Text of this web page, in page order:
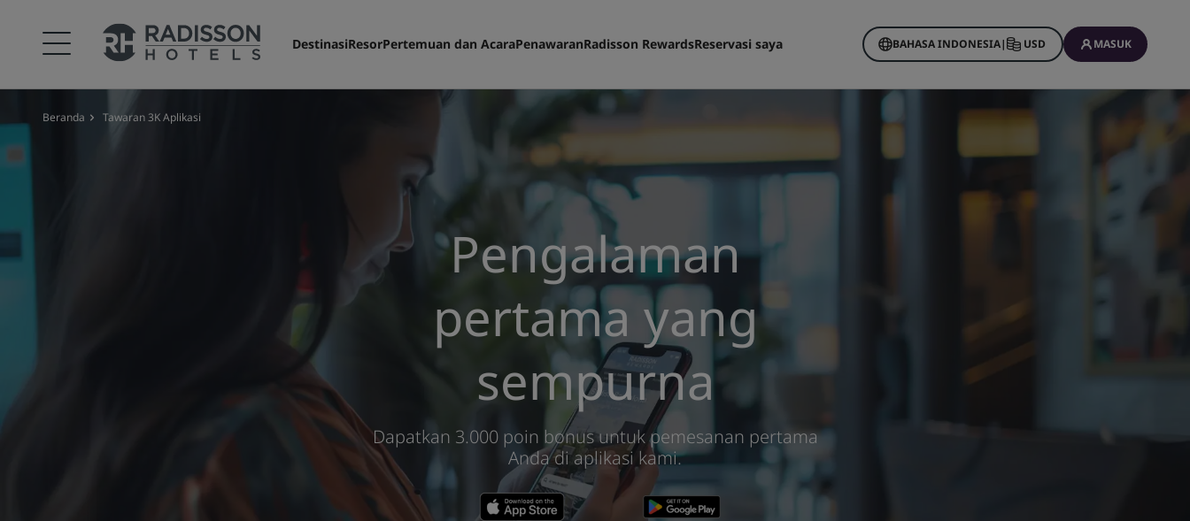
DestinasiResorPertemuan dan AcaraPenawaranRadisson RewardsReservasi saya BAHASA INDONESIA| USD MASUK
Pengalaman
pertama yang
sempurna
Dapatkan 3.000 poin bonus untuk pemesanan pertama
Anda di aplikasi kami.
Beranda ‌Tawaran 3K Aplikasi